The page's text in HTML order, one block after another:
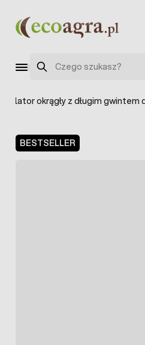
Szukaj
Izolator okrągły z długim
BESTSELLER